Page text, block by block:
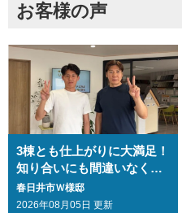
お客様の声
3棟とも仕上がりに大満足！
知り合いにも間違いなくお
勧めします・・・
春日井市Ｗ様邸
2026年08月05日 更新